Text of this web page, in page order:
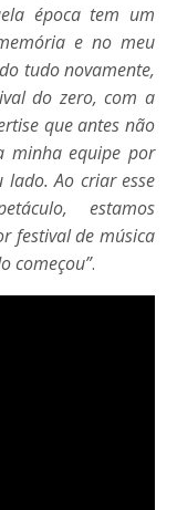
época tem um
e no meu
tudo novamente,
do zero, com a
que antes não
minha equipe por
Ao criar esse
estamos
festival de música
começou”.